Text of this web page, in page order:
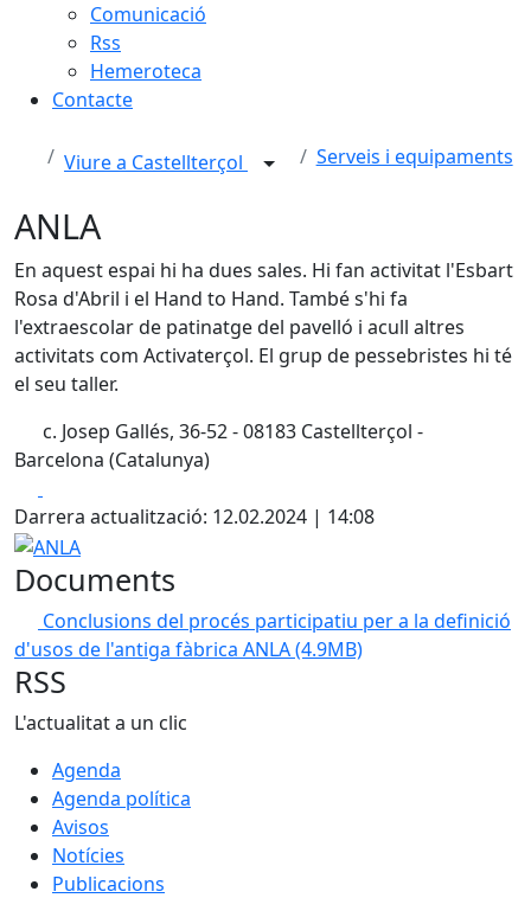
Comunicació
Rss
Hemeroteca
Contacte
Viure a Castellterçol Serveis i equipaments
ANLA
En aquest espai hi ha dues sales. Hi fan activitat l'Esbart
Rosa d'Abril i el Hand to Hand. També s'hi fa
l'extraescolar de patinatge del pavelló i acull altres
activitats com Activaterçol. El grup de pessebristes hi té
el seu taller.
c. Josep Gallés, 36-52 - 08183 Castellterçol -
Barcelona (Catalunya)
Darrera actualització: 12.02.2024 | 14:08
ANLA
Documents
Conclusions del procés participatiu per a la definició
d'usos de l'antiga fàbrica ANLA(4.9MB)
RSS
L'actualitat a un clic
Agenda
Agenda política
Avisos
Notícies
Publicacions